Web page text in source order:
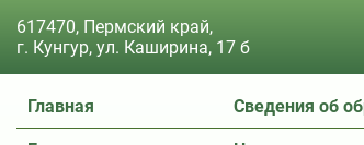
617470, Пермский край,
г. Кунгур, ул. Каширина, 17 б
Главная Сведения об